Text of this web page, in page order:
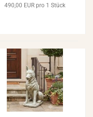
490,00 EUR pro 1 Stück